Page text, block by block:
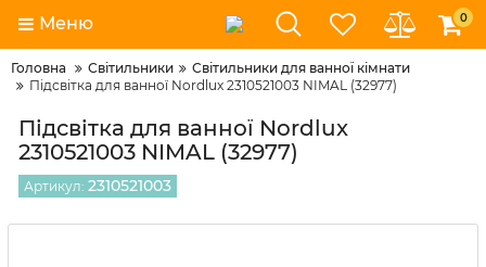
Меню 0
Головна Світильники
Світильники для ванної кімнати
Підсвітка для ванної Nordlux 2310521003 NIMAL (32977)
Підсвітка для ванної Nordlux
2310521003 NIMAL (32977)
Артикул: 2310521003